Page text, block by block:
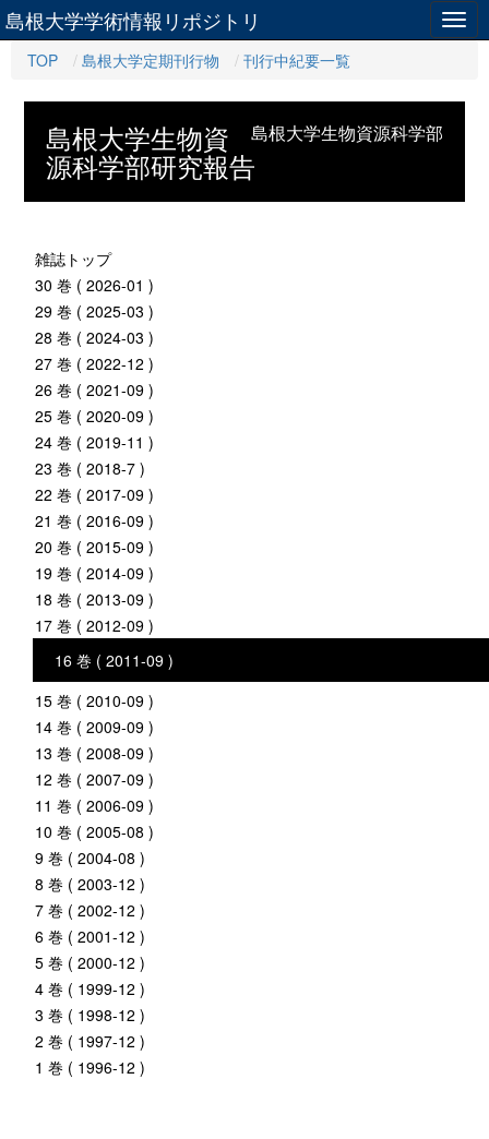
島根大学学術情報リポジトリ
TOP 島根大学定期刊行物 刊行中紀要一覧
島根大学生物資源科学部
島根大学生物資
源科学部研究報告
雑誌トップ
30 巻 ( 2026-01 )
29 巻 ( 2025-03 )
28 巻 ( 2024-03 )
27 巻 ( 2022-12 )
26 巻 ( 2021-09 )
25 巻 ( 2020-09 )
24 巻 ( 2019-11 )
23 巻 ( 2018-7 )
22 巻 ( 2017-09 )
21 巻 ( 2016-09 )
20 巻 ( 2015-09 )
19 巻 ( 2014-09 )
18 巻 ( 2013-09 )
17 巻 ( 2012-09 )
16 巻 ( 2011-09 )
15 巻 ( 2010-09 )
14 巻 ( 2009-09 )
13 巻 ( 2008-09 )
12 巻 ( 2007-09 )
11 巻 ( 2006-09 )
10 巻 ( 2005-08 )
9 巻 ( 2004-08 )
8 巻 ( 2003-12 )
7 巻 ( 2002-12 )
6 巻 ( 2001-12 )
5 巻 ( 2000-12 )
4 巻 ( 1999-12 )
3 巻 ( 1998-12 )
2 巻 ( 1997-12 )
1 巻 ( 1996-12 )